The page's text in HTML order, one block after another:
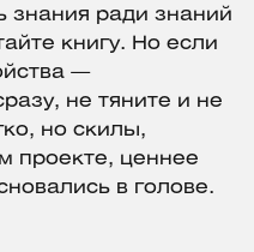
знания ради знаний
книгу. Но если
—
не тяните и не
но скилы,
проекте, ценнее
в голове.